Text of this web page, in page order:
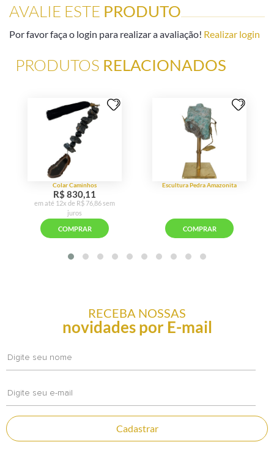
AVALIE ESTE PRODUTO
Por favor faça o login para realizar a avaliação! Realizar login
PRODUTOS RELACIONADOS
RECEBA NOSSAS
novidades por E-mail
Cadastrar